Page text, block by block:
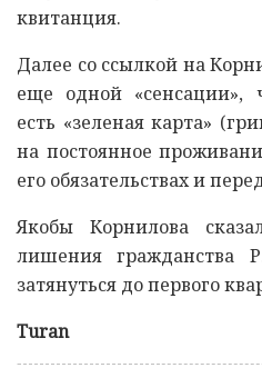
квитанция.
Далее со ссылкой на
еще одной «сенсации»,
есть «зеленая карта»
на постоянное
его обязательствах и
Якобы Корнилова
лишения гражданства
затянуться до первого
Turan